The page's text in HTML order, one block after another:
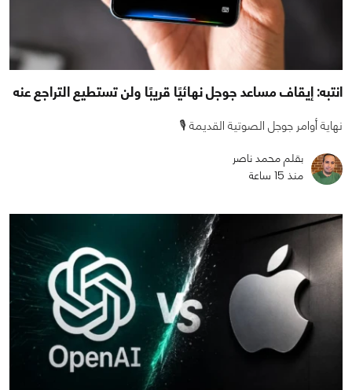
انتبه: إيقاف مساعد جوجل نهائيًا قريبًا ولن تستطيع التراجع عنه
نهاية أوامر جوجل الصوتية القديمة 🎙️
بقلم محمد ناصر
منذ 15 ساعة